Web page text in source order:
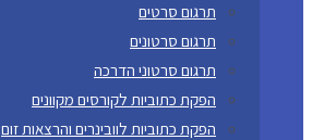
תרגום סרטים
תרגום סרטונים
תרגום סרטוני הדרכה
הפקת כתוביות לקורסים מקוונים
הפקת כתוביות לוובינרים והרצאות זום